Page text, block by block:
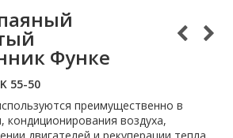
Функе
55-50
преимущественно в
кондиционирования воздуха,